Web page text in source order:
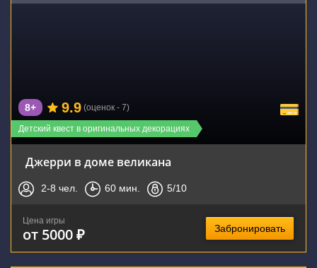
Детский квест в оригинальных декорациях
8+ 9.9 (оценок - 7)
Джерри в доме великана
2-8 чел. 60 мин. 5/10
Цена игры
от 5000 ₽ Забронировать